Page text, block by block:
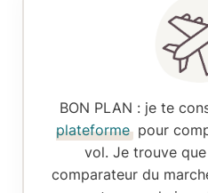
BON PLAN : je te
plateforme pour
vol. Je trouve que
comparateur du